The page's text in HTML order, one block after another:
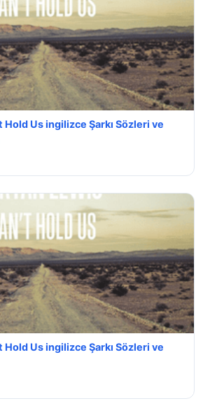
Hold Us ingilizce Şarkı Sözleri ve
Hold Us ingilizce Şarkı Sözleri ve